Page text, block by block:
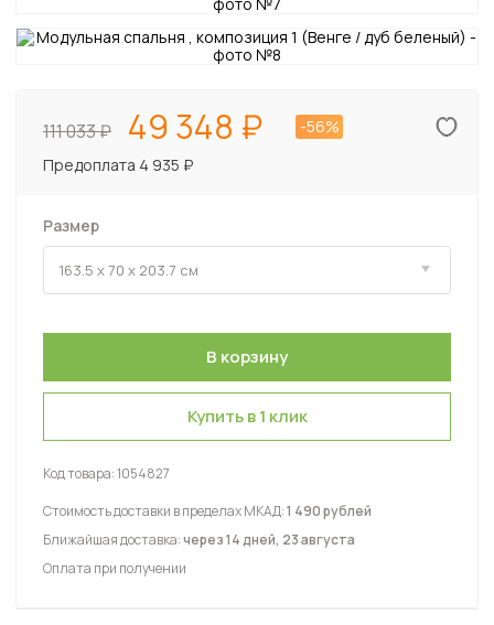
111 033 49 348
-56%
Предоплата 4 935 ₽
Размер
Купить в 1 клик
Код товара:1054827
Стоимость доставки в пределах МКАД:1 490 рублей
Ближайшая доставка:через 14 дней, 23 августа
Оплата при получении